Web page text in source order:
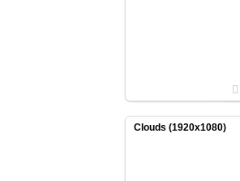
Clouds (1920x1080)